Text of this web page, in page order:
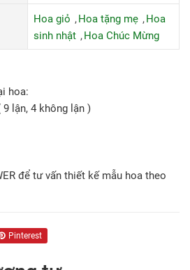
Hoa giỏ Hoa tặng mẹ
Hoa
sinh nhật
Hoa Chúc Mừng
hoa:
lận, 4 không lận )
để tư vấn thiết kế mẫu hoa theo
Pinterest